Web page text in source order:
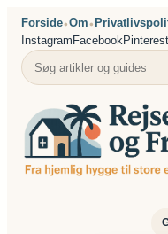
Spring
indhold
Forside•Om•
Instagram FacebookPinterest